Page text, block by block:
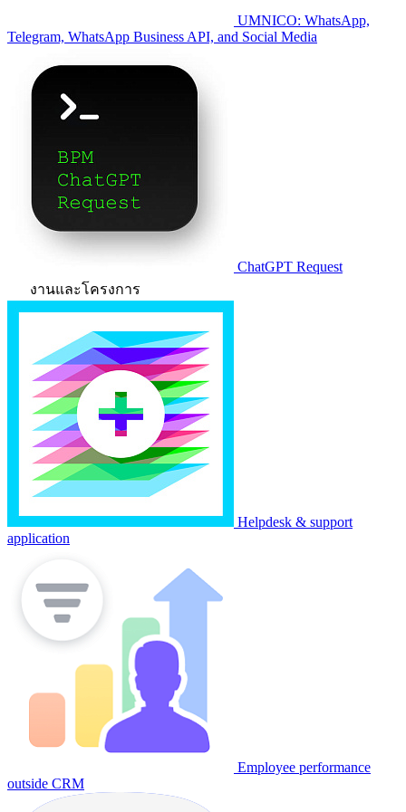
UMNICO: WhatsApp,
Telegram, WhatsApp Business API, and Social Media
ChatGPT Request
งานและโครงการ
Helpdesk & support
application
Employee performance
outside CRM